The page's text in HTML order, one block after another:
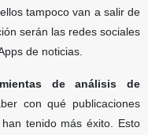
tampoco van a salir de
serán las redes sociales
de noticias.
de análisis de
con qué publicaciones
tenido más éxito. Esto